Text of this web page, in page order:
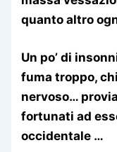
quanto altro
Un po’ di
fuma troppo,
nervoso…
fortunati ad
occidentale …